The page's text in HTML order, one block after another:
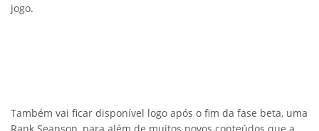
jogo.
Também vai ficar disponível logo após o fim da fase beta, uma